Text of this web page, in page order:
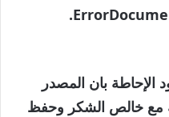
بان المصدر
مع خالص الشكر وحفظ